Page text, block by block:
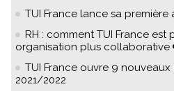
TUI France lance sa
RH : comment TUI France est
organisation plus collaborative
TUI France ouvre 9 nouveaux
2021/2022